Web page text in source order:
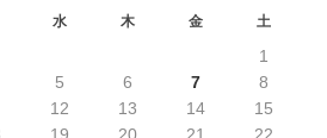
水 木 金 土
1
5 6 7
8
12 13 14
15